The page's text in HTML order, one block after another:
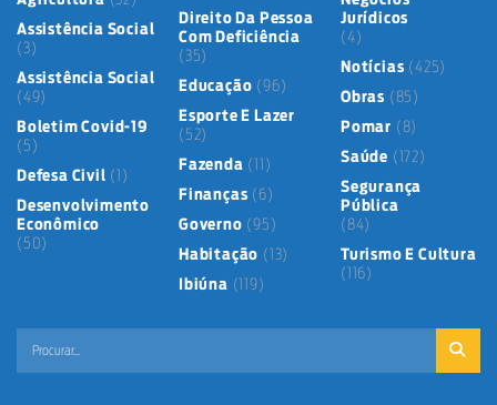
Assistência Social
(3)
Assistência Social
(49)
Boletim Covid-19
(5)
Defesa Civil (1)
Desenvolvimento
Econômico
(50)
Direito Da Pessoa
Com Deficiência
(35)
Educação (96)
Esporte E Lazer
(52)
Fazenda (11)
Finanças (6)
Governo (95)
Habitação (13)
Ibiúna (119)
Jurídicos
(4)
Notícias (425)
Obras (85)
Pomar (8)
Saúde (172)
Segurança
Pública
(84)
Turismo E Cultura
(116)